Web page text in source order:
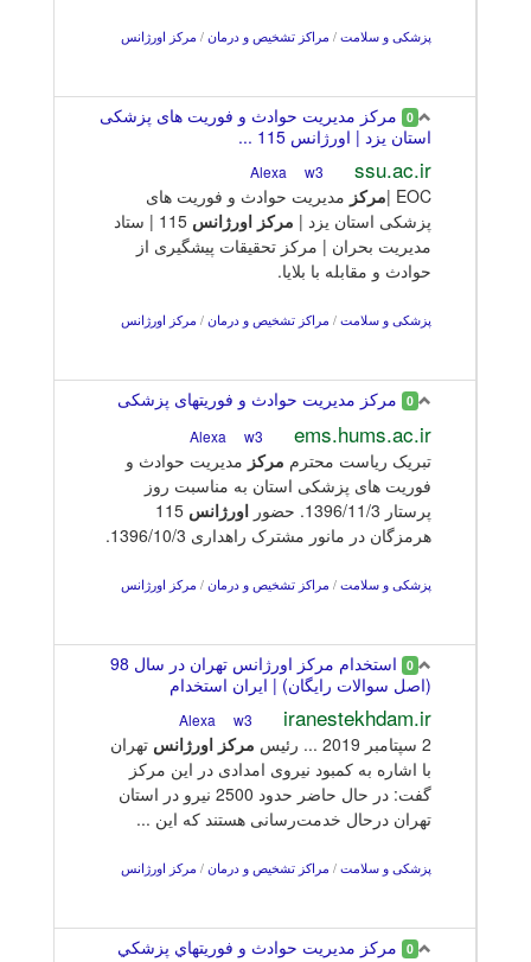
پزشکی و سلامت / مراکز تشخیص و درمان / مرکز اورژانس
0 مرکز مدیریت حوادث و فوریت های پزشکی
استان یزد | اورژانس 115 ...
ssu.ac.ir
w3
EOC | مرکز مدیریت حوادث و فوریت های
پزشکی استان یزد | مرکز اورژانس
115 | ستاد
مدیریت بحران | مرکز تحقیقات پیشگیری از
حوادث و مقابله با بلایا.
پزشکی و سلامت / مراکز تشخیص و درمان / مرکز اورژانس
0 مرکز مدیریت حوادث و فوریتهای پزشکی
ems.hums.ac.ir
w3
تبریک ریاست محترم مرکز مدیریت حوادث و
فوریت های پزشکی استان به مناسبت روز
پرستار 1396/11/3. حضور
اورژانس 115
هرمزگان در مانور مشترک راهداری 1396/10/3.
پزشکی و سلامت / مراکز تشخیص و درمان / مرکز اورژانس
0
استخدام مرکز اورژانس تهران در سال 98
(اصل سوالات رایگان) | ایران استخدام
iranestekhdam.ir
w3
2 سپتامبر 2019 ... رئیس مرکز اورژانس تهران
با اشاره به کمبود نیروی امدادی در این مرکز
گفت: در حال حاضر حدود 2500 نیرو در استان
تهران درحال خدمت‌رسانی هستند که این ...
پزشکی و سلامت / مراکز تشخیص و درمان / مرکز اورژانس
0 مركز مديريت حوادث و فوريتهاي پزشكي